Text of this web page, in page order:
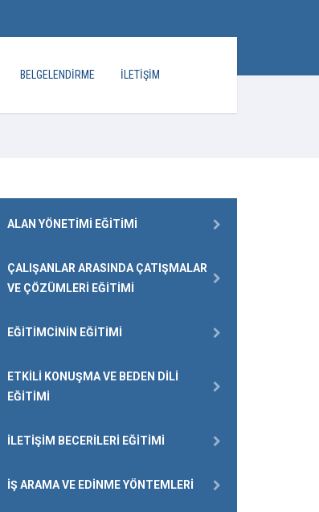
BELGELENDIRME İLETIŞIM
ALAN YÖNETIMI EĞITIMI
ÇALIŞANLAR ARASINDA ÇATIŞMALAR
VE ÇÖZÜMLERI EĞITIMI
EĞITIMCININ EĞITIMI
ETKILI KONUŞMA VE BEDEN DILI
EĞITIMI
İLETIŞIM BECERILERI EĞITIMI
İŞ ARAMA VE EDINME YÖNTEMLERI